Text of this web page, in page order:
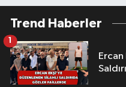
Trend Haberler
Ercan Ekşi'ye
1